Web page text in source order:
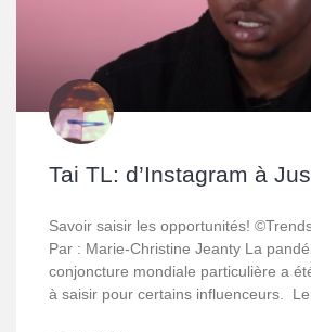
Tai TL: d’Instagram à
Savoir saisir les opportunités!
Par : Marie-Christine Jeanty La
conjoncture mondiale particulière a
à saisir pour certains influenceurs. Le